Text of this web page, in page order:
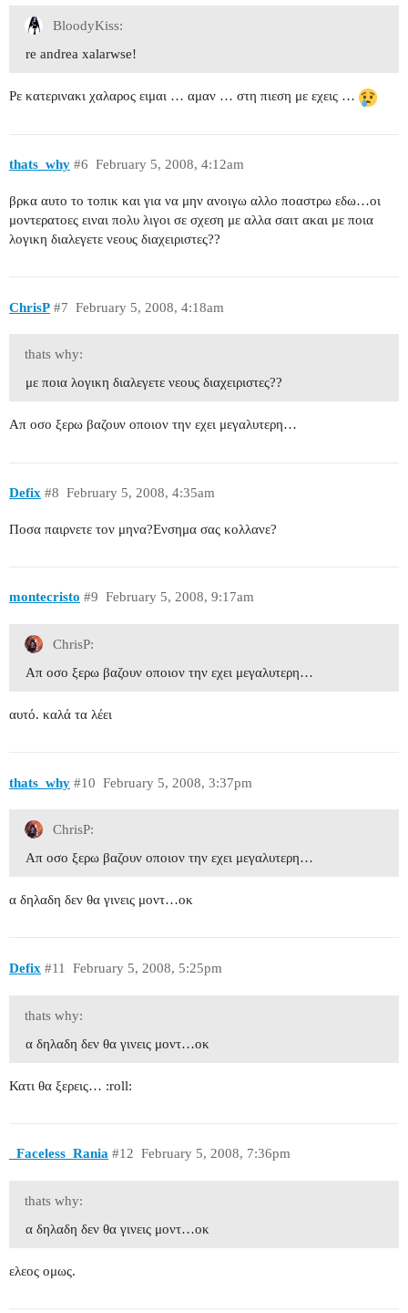
BloodyKiss:
re andrea xalarwse!
Ρε κατερινακι χαλαρος ειμαι … αμαν … στη πιεση με εχεις …
thats_why February 5, 2008, 4:12am
#6
βρκα αυτο το τοπικ και για να μην ανοιγω αλλο ποαστρω εδω…οι
μοντερατοες ειναι πολυ λιγοι σε σχεση με αλλα σαιτ ακαι με ποια
λογικη διαλεγετε νεους διαχειριστες??
ChrisP February 5, 2008, 4:18am
#7
thats why:
με ποια λογικη διαλεγετε νεους διαχειριστες??
Απ οσο ξερω βαζουν οποιον την εχει μεγαλυτερη…
Defix February 5, 2008, 4:35am
#8
Ποσα παιρνετε τον μηνα?Ενσημα σας κολλανε?
montecristo February 5, 2008, 9:17am
#9
ChrisP:
Απ οσο ξερω βαζουν οποιον την εχει μεγαλυτερη…
αυτό. καλά τα λέει
thats_why February 5, 2008, 3:37pm
#10
ChrisP:
Απ οσο ξερω βαζουν οποιον την εχει μεγαλυτερη…
α δηλαδη δεν θα γινεις μοντ…οκ
Defix February 5, 2008, 5:25pm
#11
thats why:
α δηλαδη δεν θα γινεις μοντ…οκ
Κατι θα ξερεις… :roll:
_Faceless_Rania February 5, 2008, 7:36pm
#12
thats why:
α δηλαδη δεν θα γινεις μοντ…οκ
ελεος ομως.